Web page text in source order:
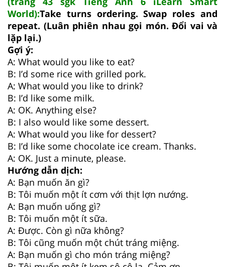
World):Take turns ordering. Swap roles and
repeat. (Luân phiên nhau gọi món. Đổi vai và
lặp lại.)
Gợi ý:
A: What would you like to eat?
B: I’d some rice with grilled pork.
A: What would you like to drink?
B: I’d like some milk.
A: OK. Anything else?
B: I also would like some dessert.
A: What would you like for dessert?
B: I’d like some chocolate ice cream. Thanks.
A: OK. Just a minute, please.
Hướng dẫn dịch:
A: Bạn muốn ăn gì?
B: Tôi muốn một ít cơm với thịt lợn nướng.
A: Bạn muốn uống gì?
B: Tôi muốn một ít sữa.
A: Được. Còn gì nữa không?
B: Tôi cũng muốn một chút tráng miệng.
A: Bạn muốn gì cho món tráng miệng?